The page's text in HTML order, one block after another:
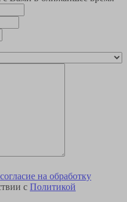
согласие на обработку
с Политикой